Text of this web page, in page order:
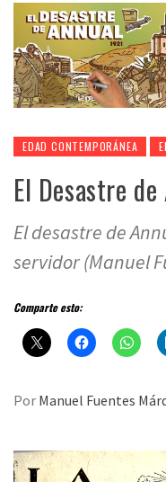
EDAD CONTEMPORÁNEA
El Desastre
El desastre de
servidor (Manuel
Comparte esto:
Por Manuel Fuentes